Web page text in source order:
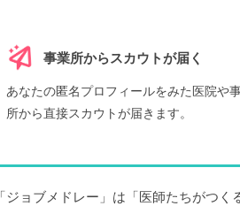
事業所からスカウトが届く
あなたの匿名プロフィールをみた医院や
所から直接スカウトが届きます。
「ジョブメドレー」は「医師たちがつ